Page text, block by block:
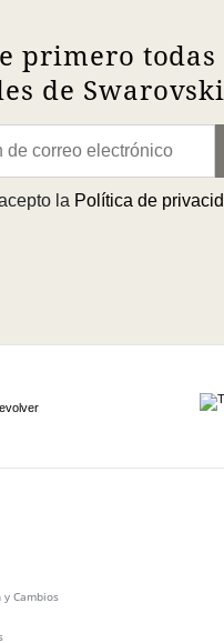
primero todas
de
la Política de
Cambios